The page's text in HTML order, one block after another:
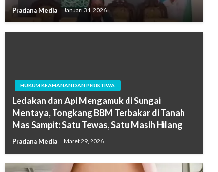
Pradana Media Januari 31, 2026
HUKUM KEAMANAN DAN PERISTIWA
Ledakan dan Api Mengamuk di Sungai
Mentaya, Tongkang BBM Terbakar di Tanah
Mas Sampit: Satu Tewas, Satu Masih Hilang
Pradana Media Maret 29, 2026